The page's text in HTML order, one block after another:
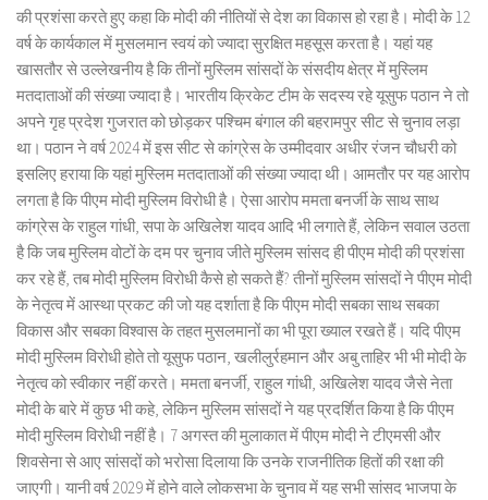
की प्रशंसा करते हुए कहा कि मोदी की नीतियों से देश का विकास हो रहा है। मोदी के 12
वर्ष के कार्यकाल में मुसलमान स्वयं को ज्यादा सुरक्षित महसूस करता है। यहां यह
खासतौर से उल्लेखनीय है कि तीनों मुस्लिम सांसदों के संसदीय क्षेत्र में मुस्लिम
मतदाताओं की संख्या ज्यादा है। भारतीय क्रिकेट टीम के सदस्य रहे यूसुफ पठान ने तो
अपने गृह प्रदेश गुजरात को छोड़कर पश्चिम बंगाल की बहरामपुर सीट से चुनाव लड़ा
था। पठान ने वर्ष 2024 में इस सीट से कांग्रेस के उम्मीदवार अधीर रंजन चौधरी को
इसलिए हराया कि यहां मुस्लिम मतदाताओं की संख्या ज्यादा थी। आमतौर पर यह आरोप
लगता है कि पीएम मोदी मुस्लिम विरोधी है। ऐसा आरोप ममता बनर्जी के साथ साथ
कांग्रेस के राहुल गांधी, सपा के अखिलेश यादव आदि भी लगाते हैं, लेकिन सवाल उठता
है कि जब मुस्लिम वोटों के दम पर चुनाव जीते मुस्लिम सांसद ही पीएम मोदी की प्रशंसा
कर रहे हैं, तब मोदी मुस्लिम विरोधी कैसे हो सकते हैं? तीनों मुस्लिम सांसदों ने पीएम मोदी
के नेतृत्व में आस्था प्रकट की जो यह दर्शाता है कि पीएम मोदी सबका साथ सबका
विकास और सबका विश्वास के तहत मुसलमानों का भी पूरा ख्याल रखते हैं। यदि पीएम
मोदी मुस्लिम विरोधी होते तो यूसुफ पठान, खलीलुर्रहमान और अबु ताहिर भी भी मोदी के
नेतृत्व को स्वीकार नहीं करते। ममता बनर्जी, राहुल गांधी, अखिलेश यादव जैसे नेता
मोदी के बारे में कुछ भी कहे, लेकिन मुस्लिम सांसदों ने यह प्रदर्शित किया है कि पीएम
मोदी मुस्लिम विरोधी नहीं है। 7 अगस्त की मुलाकात में पीएम मोदी ने टीएमसी और
शिवसेना से आए सांसदों को भरोसा दिलाया कि उनके राजनीतिक हितों की रक्षा की
जाएगी। यानी वर्ष 2029 में होने वाले लोकसभा के चुनाव में यह सभी सांसद भाजपा के